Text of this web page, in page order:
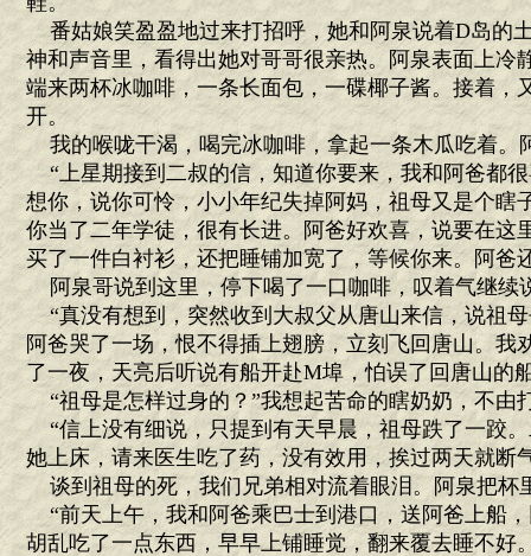
番姑娘笑盈盈地过来打招呼，她和阿泉说着D岛的
神和声音里，看得出她对哥哥很亲热。阿泉表面上冷
端来两杯冰咖啡，一条长面包，一碟椰子酱。接着，
开。
我的喉咙干渴，喝完冰咖啡，拿起一条木瓜吃着。
“上星期接到二叔的信，知道你要来，我和阿爸都
想你，说你可怜，小小年纪失掉阿妈，祖母又是个瞎
你当了二年学徒，很有长进。阿爸好欢喜，说要在这
买了一件白衬衫，还把睡铺加宽了，等候你来。阿
阿泉哥说到这里，停下喝了一口咖啡，叹着气继续
“真没有想到，突然收到大叔父从唐山来信，说祖
阿爸哭了一场，恨不得插上翅膀，立刻飞回唐山。我
了一夜，天亮后听说有船开赴M埠，怕误了回唐山
“祖母是怎样过身的？”我想起苦命的瞎奶奶，不由
“信上没有细说，只提到有天早晨，祖母跌了一跤
她上床，请来医生吃了药，没有效用，挨过两天就
谈到祖母的死，我们兄弟相对流着眼泪。阿泉把杯
“前天上午，我和阿爸乘巴士到港口，送阿爸上船
胡乱吃了一点东西，早早上铺睡觉，翻来覆去睡不好